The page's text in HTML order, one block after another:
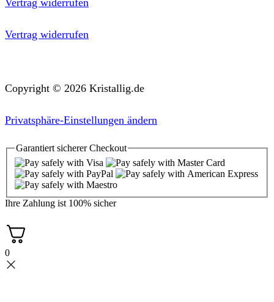
Vertrag widerrufen
Copyright © 2026 Kristallig.de
Privatsphäre-Einstellungen ändern
Garantiert sichererCheckout
Ihre Zahlung ist 100% sicher
0